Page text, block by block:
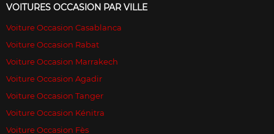
VOITURES OCCASION PAR VILLE
Voiture Occasion Casablanca
Voiture Occasion Rabat
Voiture Occasion Marrakech
Voiture Occasion Agadir
Voiture Occasion Tanger
Voiture Occasion Kénitra
Voiture Occasion Fès